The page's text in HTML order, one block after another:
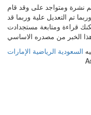
نشرة ومتواجد على وقد قام
وربما تم التعديل علية وربما قد
قراءة ومتابعة مستجدادت
السعودية الرياضية الإمارات